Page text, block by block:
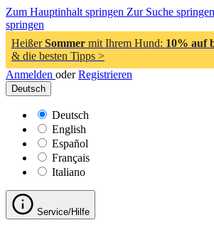
Zum Hauptinhalt springen Zur Suche springen
springen
HeißerSommer mit Ihrem Hund: 10% auf
& die besten Tipps >
Anmelden oder Registrieren
Deutsch
Deutsch
English
Español
Français
Italiano
Service/Hilfe